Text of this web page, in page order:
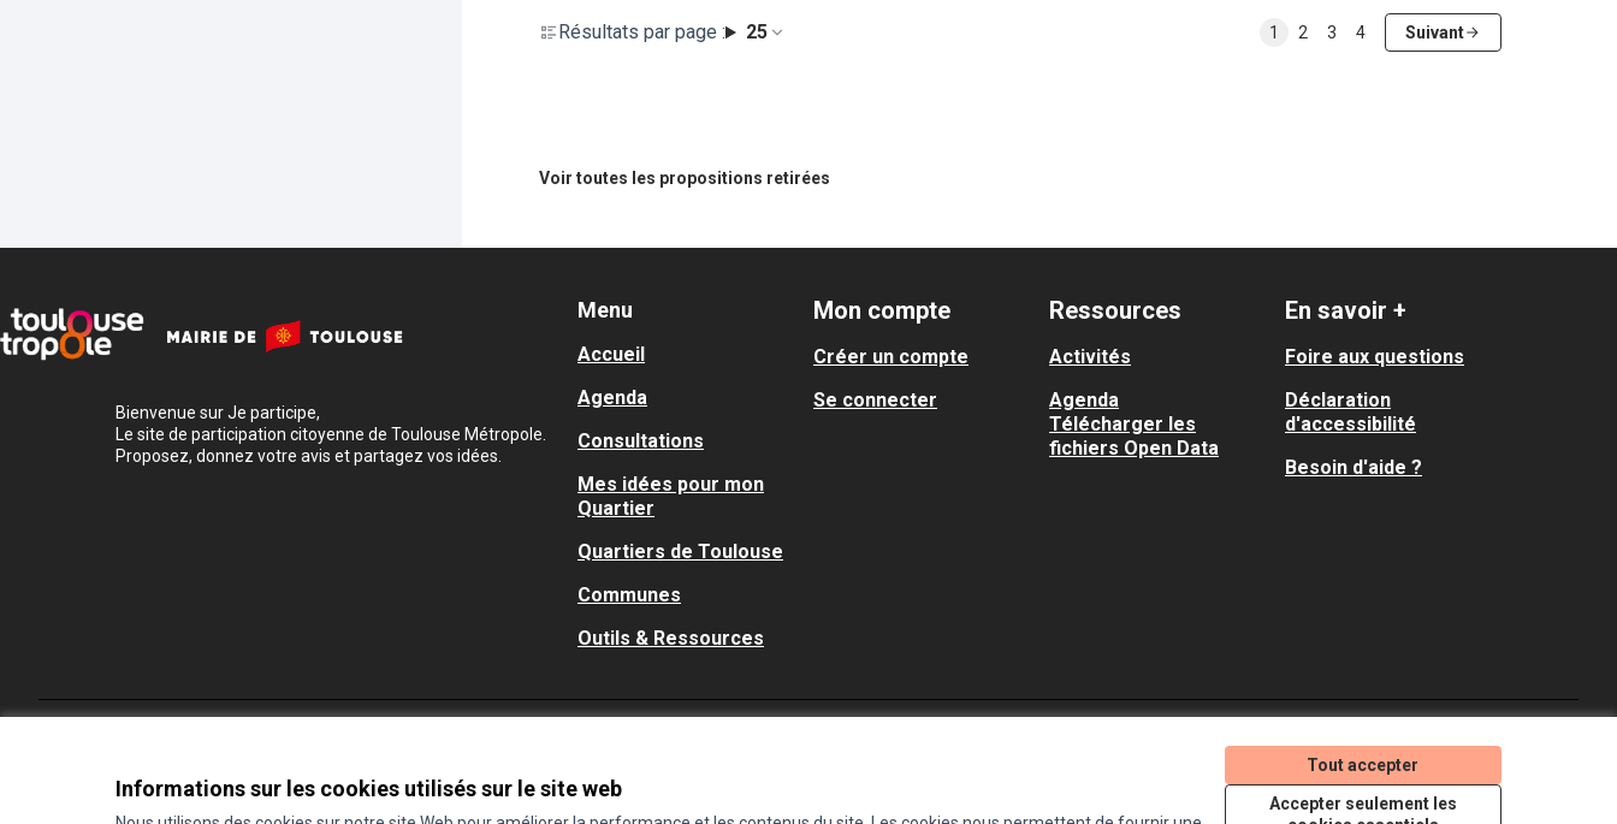
Informations sur les cookies utilisés sur le site web
Tout accepter
Accepter seulement les
Résultats par page : 25 1 2 3 4 Suivant
Voir toutes les propositions retirées
Bienvenue sur Je participe,
Le site de participation citoyenne de Toulouse Métropole.
Proposez, donnez votre avis et partagez vos idées.
Menu
Accueil
Agenda
Consultations
Mes idées pour mon
Quartier
Quartiers de Toulouse
Communes
Outils & Ressources
Mon compte
Créer un compte
Se connecter
Ressources
Activités
Agenda
Télécharger les
fichiers Open Data
En savoir +
Foire aux questions
Déclaration
d'accessibilité
Besoin d'aide ?
(Lien externe)
(Lien externe)
(Lien externe)